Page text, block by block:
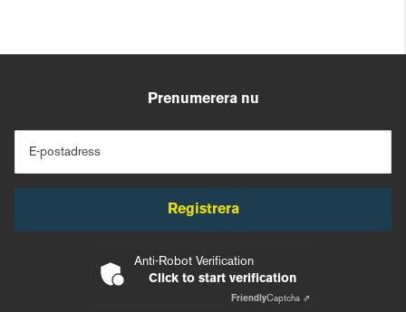
Prenumerera nu
E-postadress
Registrera
Anti-Robot Verification
Click to start verification
FriendlyCaptcha ⇗